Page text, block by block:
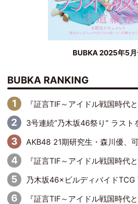
BUBKA 2025年5
BUBKA RANKING
『証言TIF～アイドル戦国時代とはなんだったのか～』第6回：でんぱ組.inc・古川未鈴×相沢梨紗「『ハロプロやりたかったな』って言
3号連続“乃木坂46祭り” ラストを飾るのは賀喜遥香…5年ぶりの登場に「5
AKB48 21期研究生・森川優、可愛
『証言TIF～アイドル戦国時代とはなんだったのか～』第10回：さくら学院・武藤彩未×飯田らうら「正直、中3で辞
乃木坂46×ビルディバイドTCG Vol.2公開 賀喜遥香＆田
『証言TIF～アイドル戦国時代とはなんだったのか～』第11回：私立恵比寿中学・真山りか×安本彩花「TIFで10年ぶりのキョン